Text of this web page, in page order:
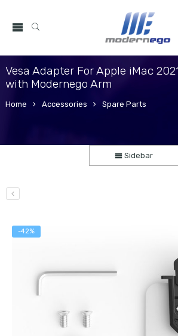
Vesa Adapter For Apple iMac
with Modernego Arm
Home Accessories Spare Parts
Sidebar
-42%